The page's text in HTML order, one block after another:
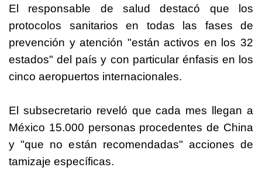
El responsable de salud destacó que los
protocolos sanitarios en todas las fases de
prevención y atención "están activos en los 32
estados" del país y con particular énfasis en los
cinco aeropuertos internacionales.
El subsecretario reveló que cada mes llegan a
México 15.000 personas procedentes de China
y "que no están recomendadas" acciones de
tamizaje específicas.